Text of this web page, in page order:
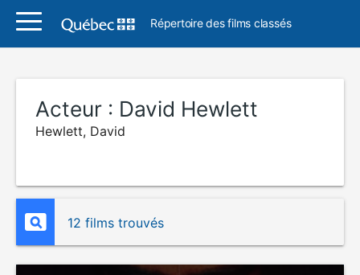
Répertoire des films classés
Acteur : David Hewlett
Hewlett, David
12 films trouvés